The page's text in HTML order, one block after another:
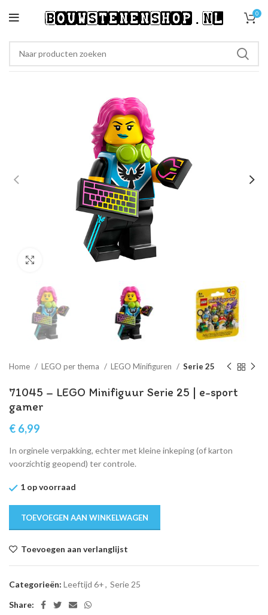
0
Klik om te vergroten
Home LEGO per thema LEGO Minifiguren Serie 25
71045 – LEGO Minifiguur Serie 25 | e-sport
gamer
€ 6,99
In orginele verpakking, echter met kleine inkeping (of karton
voorzichtig geopend) ter controle.
1 op voorraad
TOEVOEGEN AAN WINKELWAGEN
Toevoegen aan verlanglijst
Categorieën: Leeftijd 6+, Serie 25
Share: